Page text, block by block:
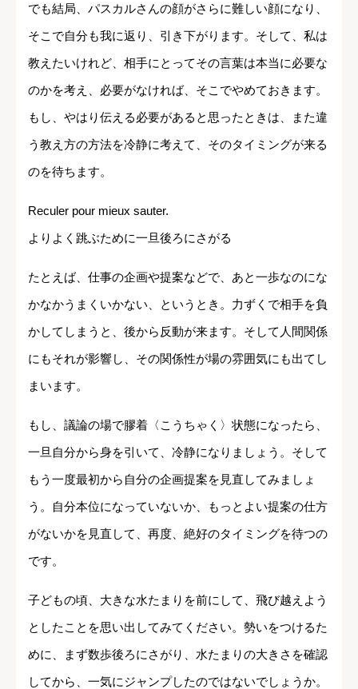
でも結局、パスカルさんの顔がさらに難しい顔になり、
そこで自分も我に返り、引き下がります。そして、私は
教えたいけれど、相手にとってその言葉は本当に必要な
のかを考え、必要がなければ、そこでやめておきます。
もし、やはり伝える必要があると思ったときは、また違
う教え方の方法を冷静に考えて、そのタイミングが来る
のを待ちます。
Reculer pour mieux sauter.
よりよく跳ぶために一旦後ろにさがる
たとえば、仕事の企画や提案などで、あと一歩なのにな
かなかうまくいかない、というとき。力ずくで相手を負
かしてしまうと、後から反動が来ます。そして人間関係
にもそれが影響し、その関係性が場の雰囲気にも出てし
まいます。
もし、議論の場で膠着〈こうちゃく〉状態になったら、
一旦自分から身を引いて、冷静になりましょう。そして
もう一度最初から自分の企画提案を見直してみましょ
う。自分本位になっていないか、もっとよい提案の仕方
がないかを見直して、再度、絶好のタイミングを待つの
です。
子どもの頃、大きな水たまりを前にして、飛び越えよう
としたことを思い出してみてください。勢いをつけるた
めに、まず数歩後ろにさがり、水たまりの大きさを確認
してから、一気にジャンプしたのではないでしょうか。